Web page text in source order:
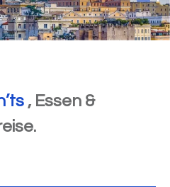
, Essen &